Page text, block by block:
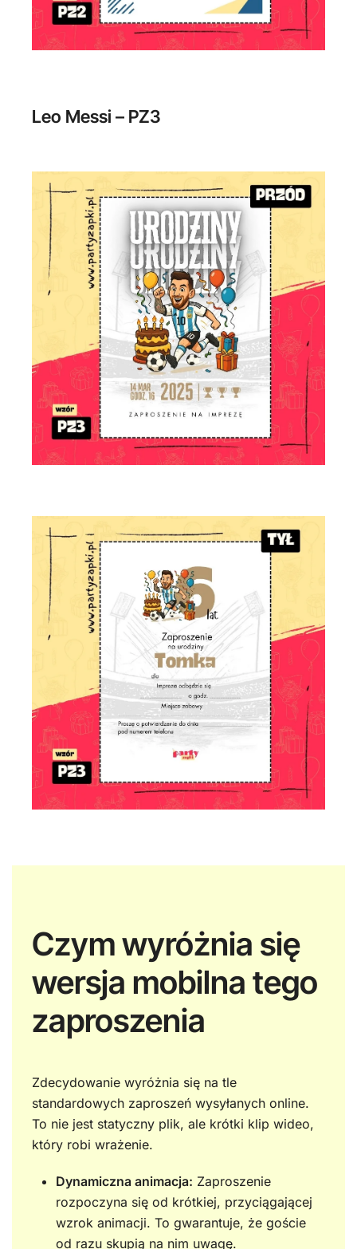
Leo Messi – PZ3
Czym wyróżnia się
wersja mobilna tego
zaproszenia
Zdecydowanie wyróżnia się na tle
standardowych zaproszeń wysyłanych online.
To nie jest statyczny plik, ale krótki klip wideo,
który robi wrażenie.
Dynamiczna animacja: Zaproszenie
rozpoczyna się od krótkiej, przyciągającej
wzrok animacji. To gwarantuje, że goście
od razu skupią na nim uwagę.